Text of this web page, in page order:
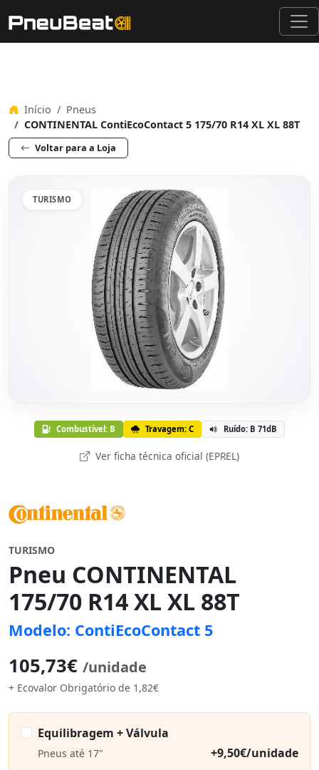
Início
Pneus
CONTINENTAL ContiEcoContact 5 175/70 R14 XL XL 88T
Voltar para a Loja
TURISMO
Combustível: B Travagem: C Ruído: B 71dB
Ver ficha técnica oficial (EPREL)
TURISMO
Pneu CONTINENTAL
175/70 R14 XL XL 88T
Modelo: ContiEcoContact 5
105,73€ /unidade
+ Ecovalor Obrigatório de 1,82€
Equilibragem + Válvula
Pneus até 17" +9,50€/unidade